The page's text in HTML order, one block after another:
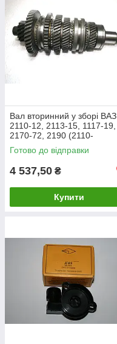
Вал вторинний у зборі ВАЗ
2110-12, 2113-15, 1117-19,
2170-72, 2190 (2110-
1701105) Калина, Пріора,
Гранта (ялинка)
Готово до відправки
4 537,50 ₴
Купити